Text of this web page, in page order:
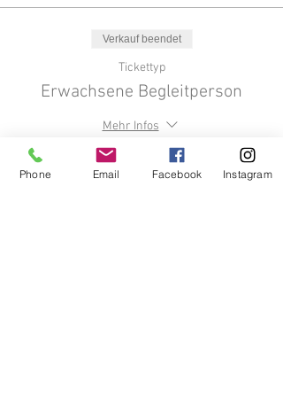
Verkauf beendet
Tickettyp
Erwachsene Begleitperson
Mehr Infos
0,00 €
Phone Email Facebook Instagram